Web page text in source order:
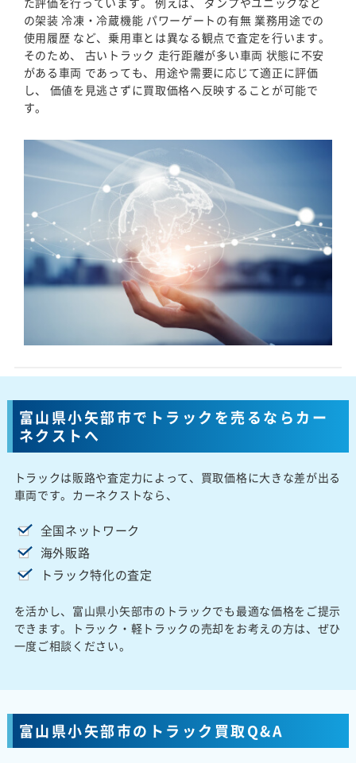
の架装 冷凍・冷蔵機能 パワーゲートの有無 業務用途での
使用履歴 など、乗用車とは異なる観点で査定を行います。
そのため、 古いトラック 走行距離が多い車両 状態に不安
がある車両 であっても、用途や需要に応じて適正に評価
し、 価値を見逃さずに買取価格へ反映することが可能で
す。
富山県小矢部市でトラックを売るならカー
ネクストへ
トラックは販路や査定力によって、買取価格に大きな差が出る
車両です。カーネクストなら、
全国ネットワーク
海外販路
トラック特化の査定
を活かし、富山県小矢部市のトラックでも最適な価格をご提示
できます。トラック・軽トラックの売却をお考えの方は、ぜひ
一度ご相談ください。
富山県小矢部市のトラック買取Q&A